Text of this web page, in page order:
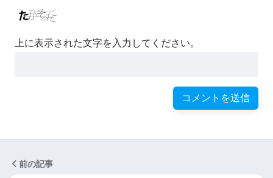
上に表示された文字を入力してください。
前の記事